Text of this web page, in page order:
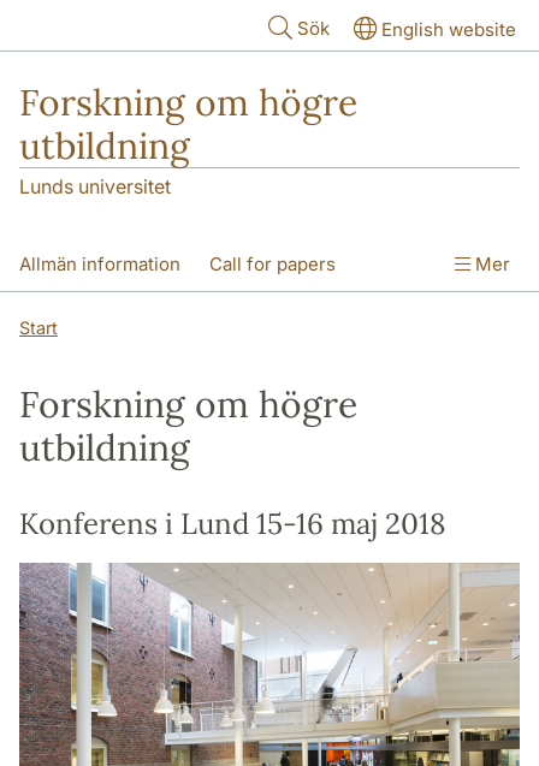
Sök English website
Forskning om högre
utbildning
Lunds universitet
Allmän information Call for papers
Program
Mer
Start
Forskning om högre
utbildning
Konferens i Lund 15-16 maj 2018